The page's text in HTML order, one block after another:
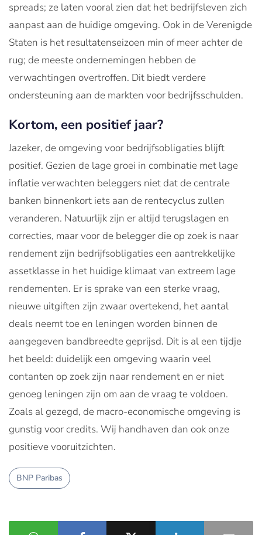
spreads; ze laten vooral zien dat het bedrijfsleven zich
aanpast aan de huidige omgeving. Ook in de Verenigde
Staten is het resultatenseizoen min of meer achter de
rug; de meeste ondernemingen hebben de
verwachtingen overtroffen. Dit biedt verdere
ondersteuning aan de markten voor bedrijfsschulden.
Kortom, een positief jaar?
Jazeker, de omgeving voor bedrijfsobligaties blijft
positief. Gezien de lage groei in combinatie met lage
inflatie verwachten beleggers niet dat de centrale
banken binnenkort iets aan de rentecyclus zullen
veranderen. Natuurlijk zijn er altijd terugslagen en
correcties, maar voor de belegger die op zoek is naar
rendement zijn bedrijfsobligaties een aantrekkelijke
assetklasse in het huidige klimaat van extreem lage
rendementen. Er is sprake van een sterke vraag,
nieuwe uitgiften zijn zwaar overtekend, het aantal
deals neemt toe en leningen worden binnen de
aangegeven bandbreedte geprijsd. Dit is al een tijdje
het beeld: duidelijk een omgeving waarin veel
contanten op zoek zijn naar rendement en er niet
genoeg leningen zijn om aan de vraag te voldoen.
Zoals al gezegd, de macro-economische omgeving is
gunstig voor credits. Wij handhaven dan ook onze
positieve vooruitzichten.
BNP Paribas